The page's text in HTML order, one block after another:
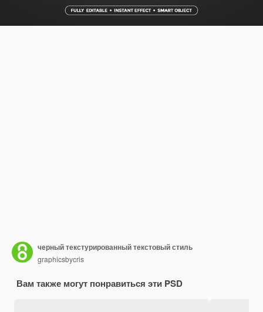
черный текстурированный текстовый стиль
graphicsbycris
Вам также могут понравиться эти PSD